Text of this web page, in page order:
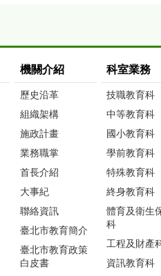
機關介紹
歷史沿革
組織架構
施政計畫
業務職掌
首長介紹
大事紀
聯絡資訊
臺北市教育簡介
臺北市教育政策
白皮書
科室業務
技職教育科
中等教育科
國小教育科
學前教育科
特殊教育科
終身教育科
體育及衛生
科
工程及財產
資訊教育科